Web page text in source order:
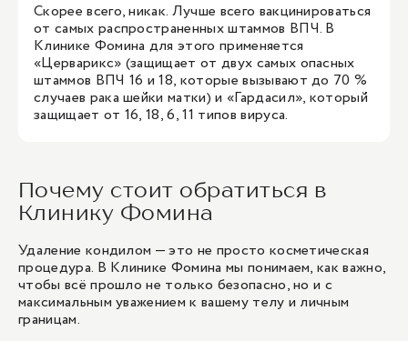
Скорее всего, никак. Лучше всего вакцинироваться
от самых распространенных штаммов ВПЧ. В
Клинике Фомина для этого применяется
«Церварикс» (защищает от двух самых опасных
штаммов ВПЧ 16 и 18, которые вызывают до 70 %
случаев рака шейки матки) и «Гардасил», который
защищает от 16, 18, 6, 11 типов вируса.
Почему стоит обратиться в
Клинику Фомина
Удаление кондилом — это не просто косметическая
процедура. В Клинике Фомина мы понимаем, как важно,
чтобы всё прошло не только безопасно, но и с
максимальным уважением к вашему телу и личным
границам.